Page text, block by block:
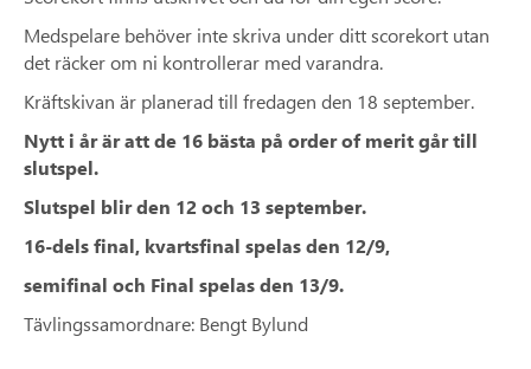
Medspelare behöver inte skriva under ditt scorekort utan
det räcker om ni kontrollerar med varandra.
Kräftskivan är planerad till fredagen den 18 september.
Nytt i år är att de 16 bästa på order of merit går till
slutspel.
Slutspel blir den 12 och 13 september.
16-dels final, kvartsfinal spelas den 12/9,
semifinal och Final spelas den 13/9.
Tävlingssamordnare: Bengt Bylund